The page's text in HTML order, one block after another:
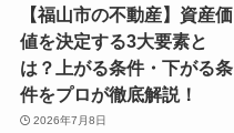
【福山市の不動産】資産価
値を決定する3大要素と
は？上がる条件・下がる条
件をプロが徹底解説！
2026年7月8日